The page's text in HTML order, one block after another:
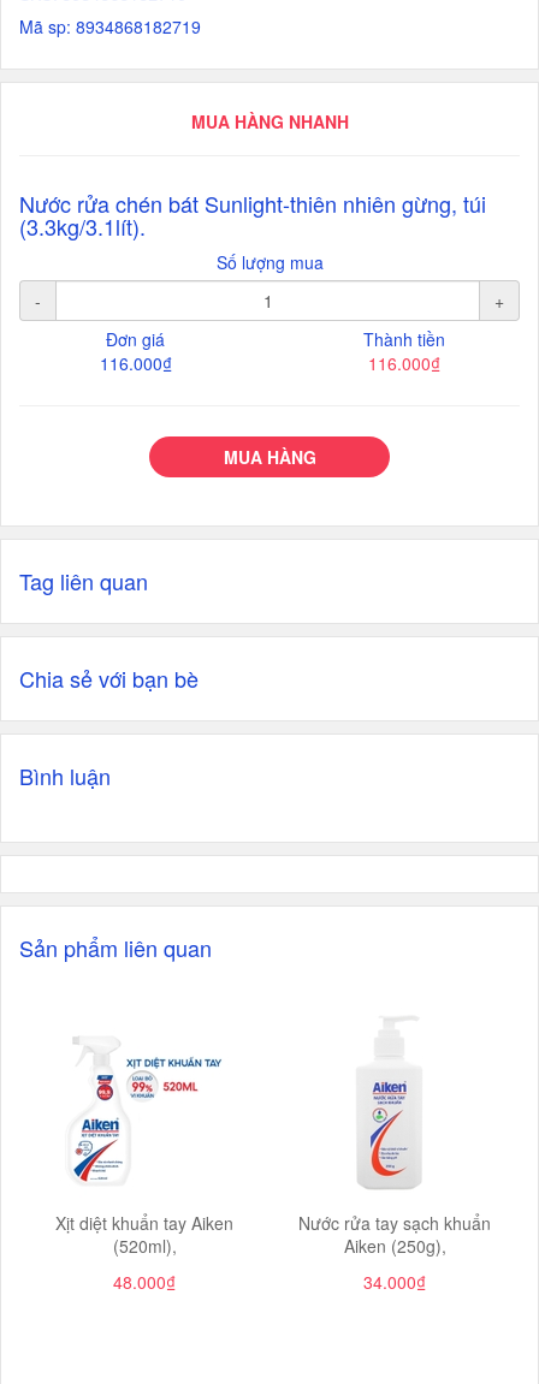
Mã sp: 8934868182719
MUA HÀNG NHANH
Nước rửa chén bát Sunlight-thiên nhiên gừng, túi
(3.3kg/3.1lít).
Số lượng mua
-
+
Đơn giá
116.000₫
Thành tiền
116.000₫
MUA HÀNG
Tag liên quan
Chia sẻ với bạn bè
Bình luận
Sản phẩm liên quan
Xịt diệt khuẩn tay Aiken
(520ml),
48.000₫
Nước rửa tay sạch khuẩn
Aiken (250g),
34.000₫